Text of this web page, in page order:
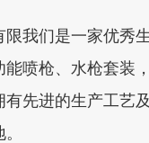
我们是一家优秀
喷枪、水枪套装
先进的生产工艺